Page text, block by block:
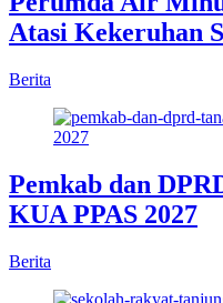
Atasi Kekeruhan
Berita
Pemkab dan
KUA PPAS 2027
Berita